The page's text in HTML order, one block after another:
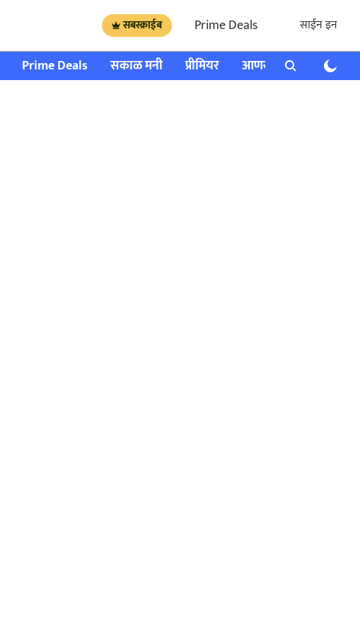
सबस्क्राईब Prime Deals साईन इन
Prime Deals सकाळ मनी प्रीमियर आणखी राशी भविष्य